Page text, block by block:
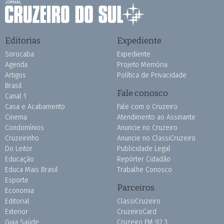
Editorias
Sorocaba
Agenda
Artigos
Brasil
Canal 1
Casa e Acabamento
Cinema
Condomínios
Cruzeirinho
Do Leitor
Educação
Educa Mais Brasil
Esporte
Economia
Editorial
Exterior
Guia Saúde
Expediente
Expediente
Projeto Memória
Política de Privacidade
Fale conosco
Fale com o Cruzeiro
Atendimento ao Assinante
Anuncie no Cruzeiro
Anuncie no ClassiCruzeiro
Publicidade Legal
Repórter Cidadão
Trabalhe Conosco
Parceiros
ClassiCruzeiro
CruzeiroCard
Cruzeiro FM 92.3